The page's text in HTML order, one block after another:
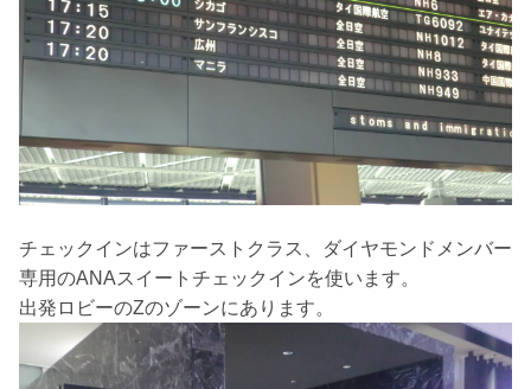
チェックインはファーストクラス、ダイヤモンドメンバー
専用のANAスイートチェックインを使います。
出発ロビーのZのゾーンにあります。